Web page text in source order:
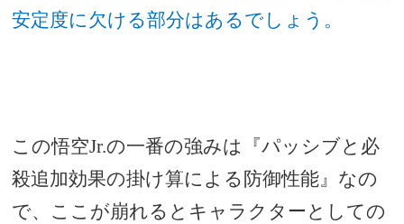
安定度に欠ける部分はあるでしょう。
この悟空Jr.の一番の強みは『パッシブと必
殺追加効果の掛け算による防御性能』なの
で、ここが崩れるとキャラクターとしての